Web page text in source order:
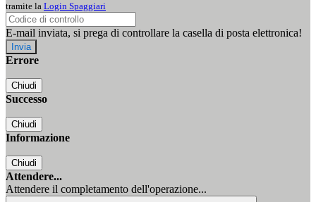
tramite la Login Spaggiari
E-mail inviata, si prega di controllare la casella di posta elettronica!
Errore
Chiudi
Successo
Chiudi
Informazione
Chiudi
Attendere...
Attendere il completamento dell'operazione...